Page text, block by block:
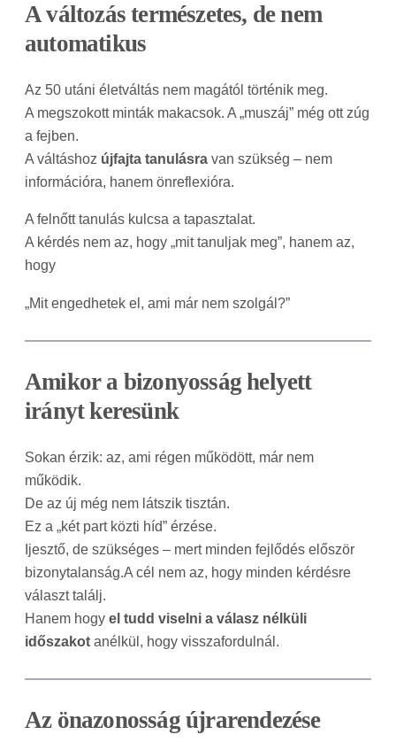
A változás természetes, de nem
automatikus
Az 50 utáni életváltás nem magától történik meg.
A megszokott minták makacsok. A „muszáj” még ott zúg
a fejben.
A váltáshoz újfajta tanulásra van szükség – nem
információra, hanem önreflexióra.
A felnőtt tanulás kulcsa a tapasztalat.
A kérdés nem az, hogy „mit tanuljak meg”, hanem az,
hogy
„Mit engedhetek el, ami már nem szolgál?”
Amikor a bizonyosság helyett
irányt keresünk
Sokan érzik: az, ami régen működött, már nem
működik.
De az új még nem látszik tisztán.
Ez a „két part közti híd” érzése.
Ijesztő, de szükséges – mert minden fejlődés először
bizonytalanság.A cél nem az, hogy minden kérdésre
választ találj.
Hanem hogy el tudd viselni a válasz nélküli
időszakot anélkül, hogy visszafordulnál.
Az önazonosság újrarendezése